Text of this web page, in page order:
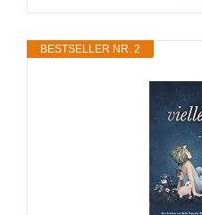
BESTSELLER NR. 2